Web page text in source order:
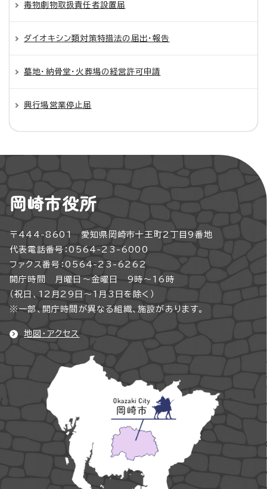
毒物劇物取扱責任者設置届
ダイオキシン類対策特措法の届出・報告
墓地・納骨堂・火葬場の経営許可申請
興行場営業停止届
岡崎市役所
〒444-8601 愛知県岡崎市十王町2丁目9番地
代表電話番号：0564-23-6000
ファクス番号：0564-23-6262
開庁時間 月曜日～金曜日 9時～16時
（祝日、12月29日～1月3日を除く）
※一部、開庁時間が異なる組織、施設があります。
地図・アクセス